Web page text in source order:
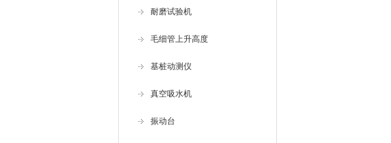
耐磨试验机
毛细管上升高度
基桩动测仪
真空吸水机
振动台